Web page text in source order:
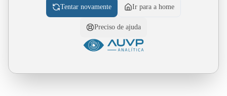
Tentar novamente Ir para a home
Preciso de ajuda